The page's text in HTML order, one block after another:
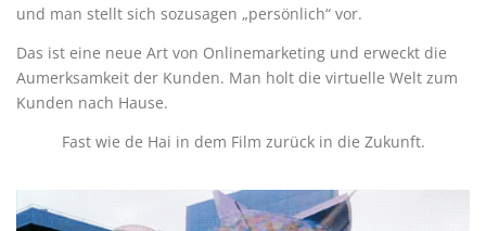
und man stellt sich sozusagen „persönlich“ vor.
Das ist eine neue Art von Onlinemarketing und erweckt die
Aumerksamkeit der Kunden. Man holt die virtuelle Welt zum
Kunden nach Hause.
Fast wie de Hai in dem Film zurück in die Zukunft.